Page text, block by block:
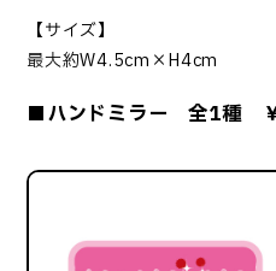
【サイズ】
最大約W4.5cm×H4cm
■ハンドミラー 全1種 ￥